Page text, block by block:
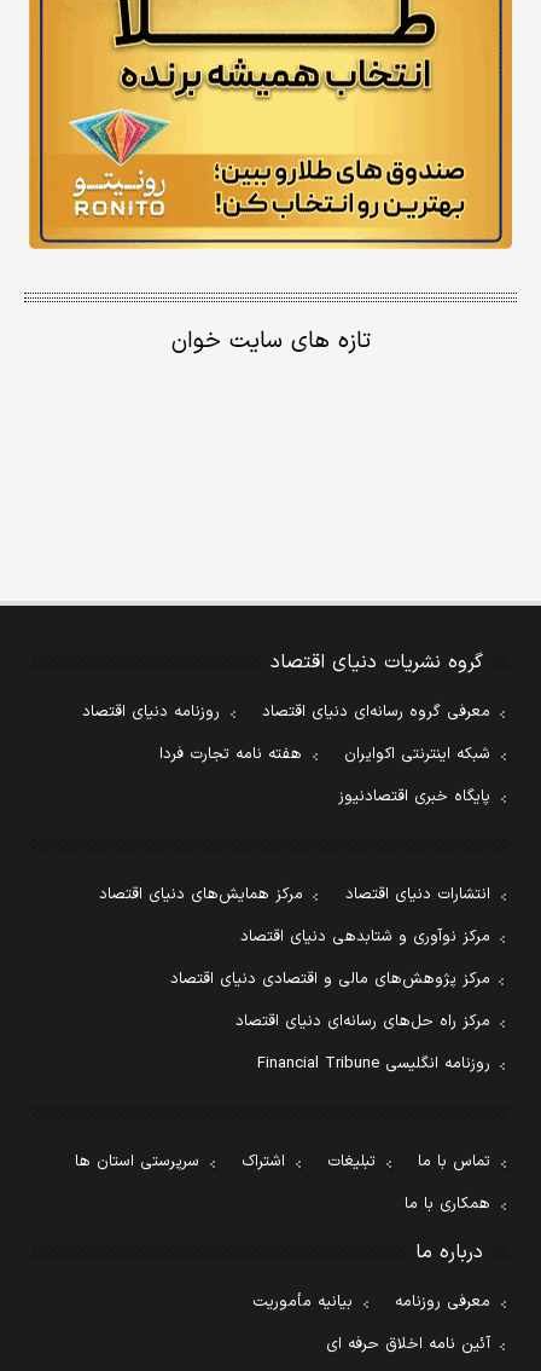
تازه های سایت خوان
گروه نشریات دنیای اقتصاد
معرفی گروه رسانه‌ای دنیای اقتصاد
روزنامه دنیای اقتصاد
شبکه اینترنتی اکوایران
هفته نامه تجارت فردا
پایگاه خبری اقتصادنیوز
انتشارات دنیای اقتصاد
مرکز همایش‌های دنیای اقتصاد
مرکز نوآوری و شتابدهی دنیای اقتصاد
مرکز پژوهش‌های مالی و اقتصادی دنیای اقتصاد
مرکز راه حل‌های رسانه‌ای دنیای اقتصاد
روزنامه انگلیسی Financial Tribune
تماس با ما تبلیغات اشتراک
سرپرستی استان ها
همکاری با ما
درباره ما
معرفی روزنامه
بیانیه مأموریت
آئین نامه اخلاق حرفه ای